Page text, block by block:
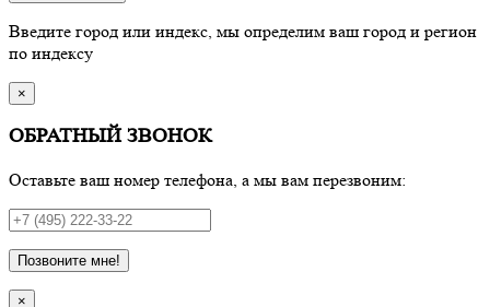
Введите город или индекс, мы определим ваш город и регион
по индексу
×
ОБРАТНЫЙ ЗВОНОК
Оставьте ваш номер телефона, а мы вам перезвоним:
Позвоните мне!
×